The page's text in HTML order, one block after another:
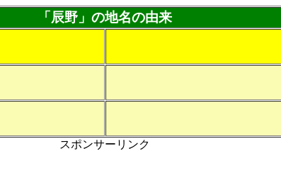
「辰野」の地名の由来
スポンサーリンク